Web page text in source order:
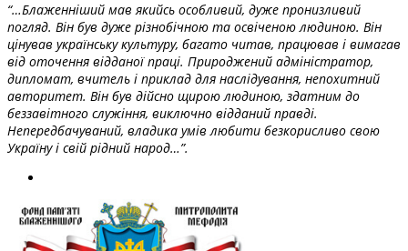
“…Блаженніший мав якийсь особливий, дуже пронизливий
погляд. Він був дуже різнобічною та освіченою людиною. Він
цінував українську культуру, багато читав, працював і вимагав
від оточення відданої праці. Природжений адміністратор,
дипломат, вчитель і приклад для наслідування, непохитний
авторитет. Він був дійсно щирою людиною, здатним до
беззавітного служіння, виключно відданий правді.
Непередбачуваний, владика умів любити безкорисливо свою
Україну і свій рідний народ…”.